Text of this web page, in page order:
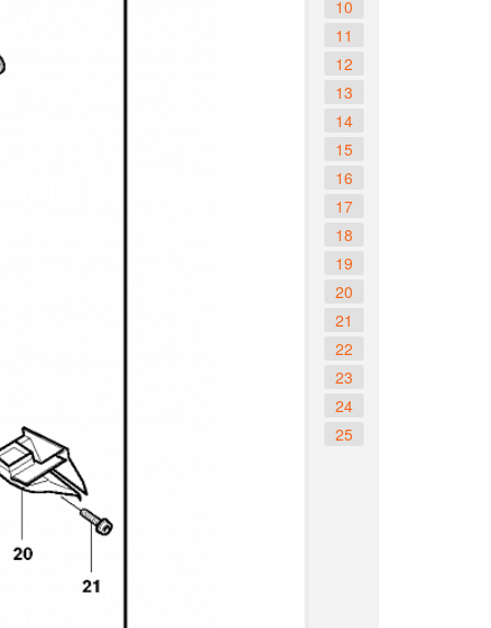
10
11
12
13
14
15
16
17
18
19
20
21
22
23
24
25